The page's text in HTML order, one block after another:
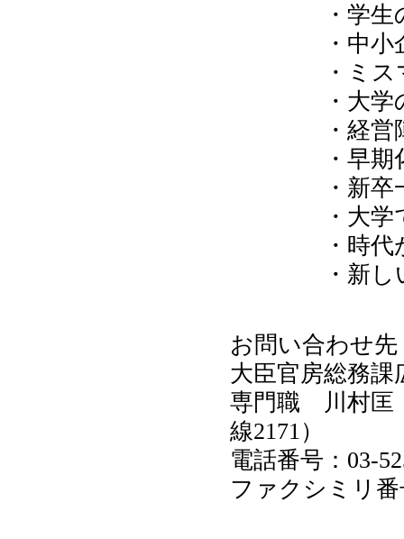
・学生の
・中小企業
・ミスマッ
・大学の
・経営陣と
・早期化
・新卒一
・大学で経
・時代が求
・新しい
お問い合わせ先
大臣官房総務課
専門職 川村匡
線2171）
電話番号：03-
ファクシミリ番